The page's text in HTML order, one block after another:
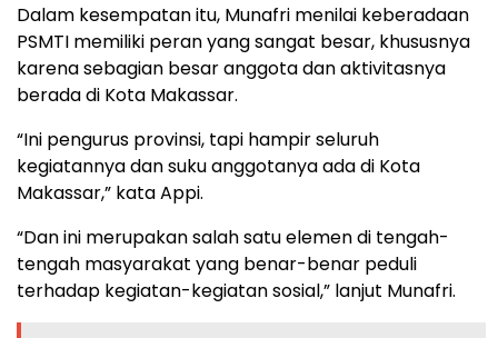
Dalam kesempatan itu, Munafri menilai keberadaan
PSMTI memiliki peran yang sangat besar, khususnya
karena sebagian besar anggota dan aktivitasnya
berada di Kota Makassar.
“Ini pengurus provinsi, tapi hampir seluruh
kegiatannya dan suku anggotanya ada di Kota
Makassar,” kata Appi.
“Dan ini merupakan salah satu elemen di tengah-
tengah masyarakat yang benar-benar peduli
terhadap kegiatan-kegiatan sosial,” lanjut Munafri.